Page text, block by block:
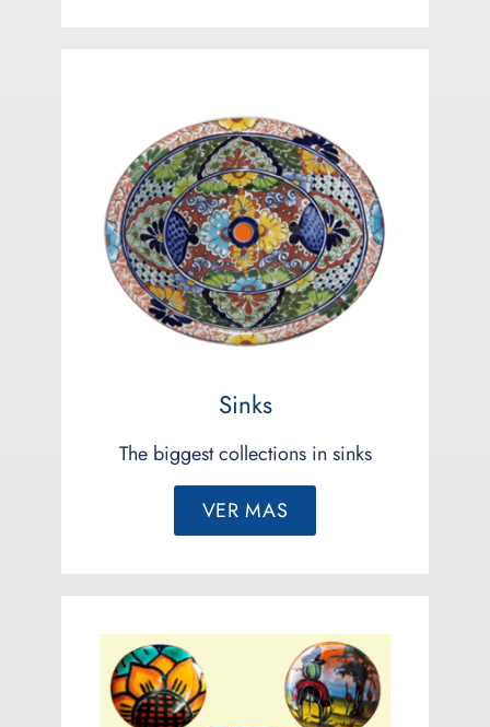
Sinks
The biggest collections in sinks
VER MAS